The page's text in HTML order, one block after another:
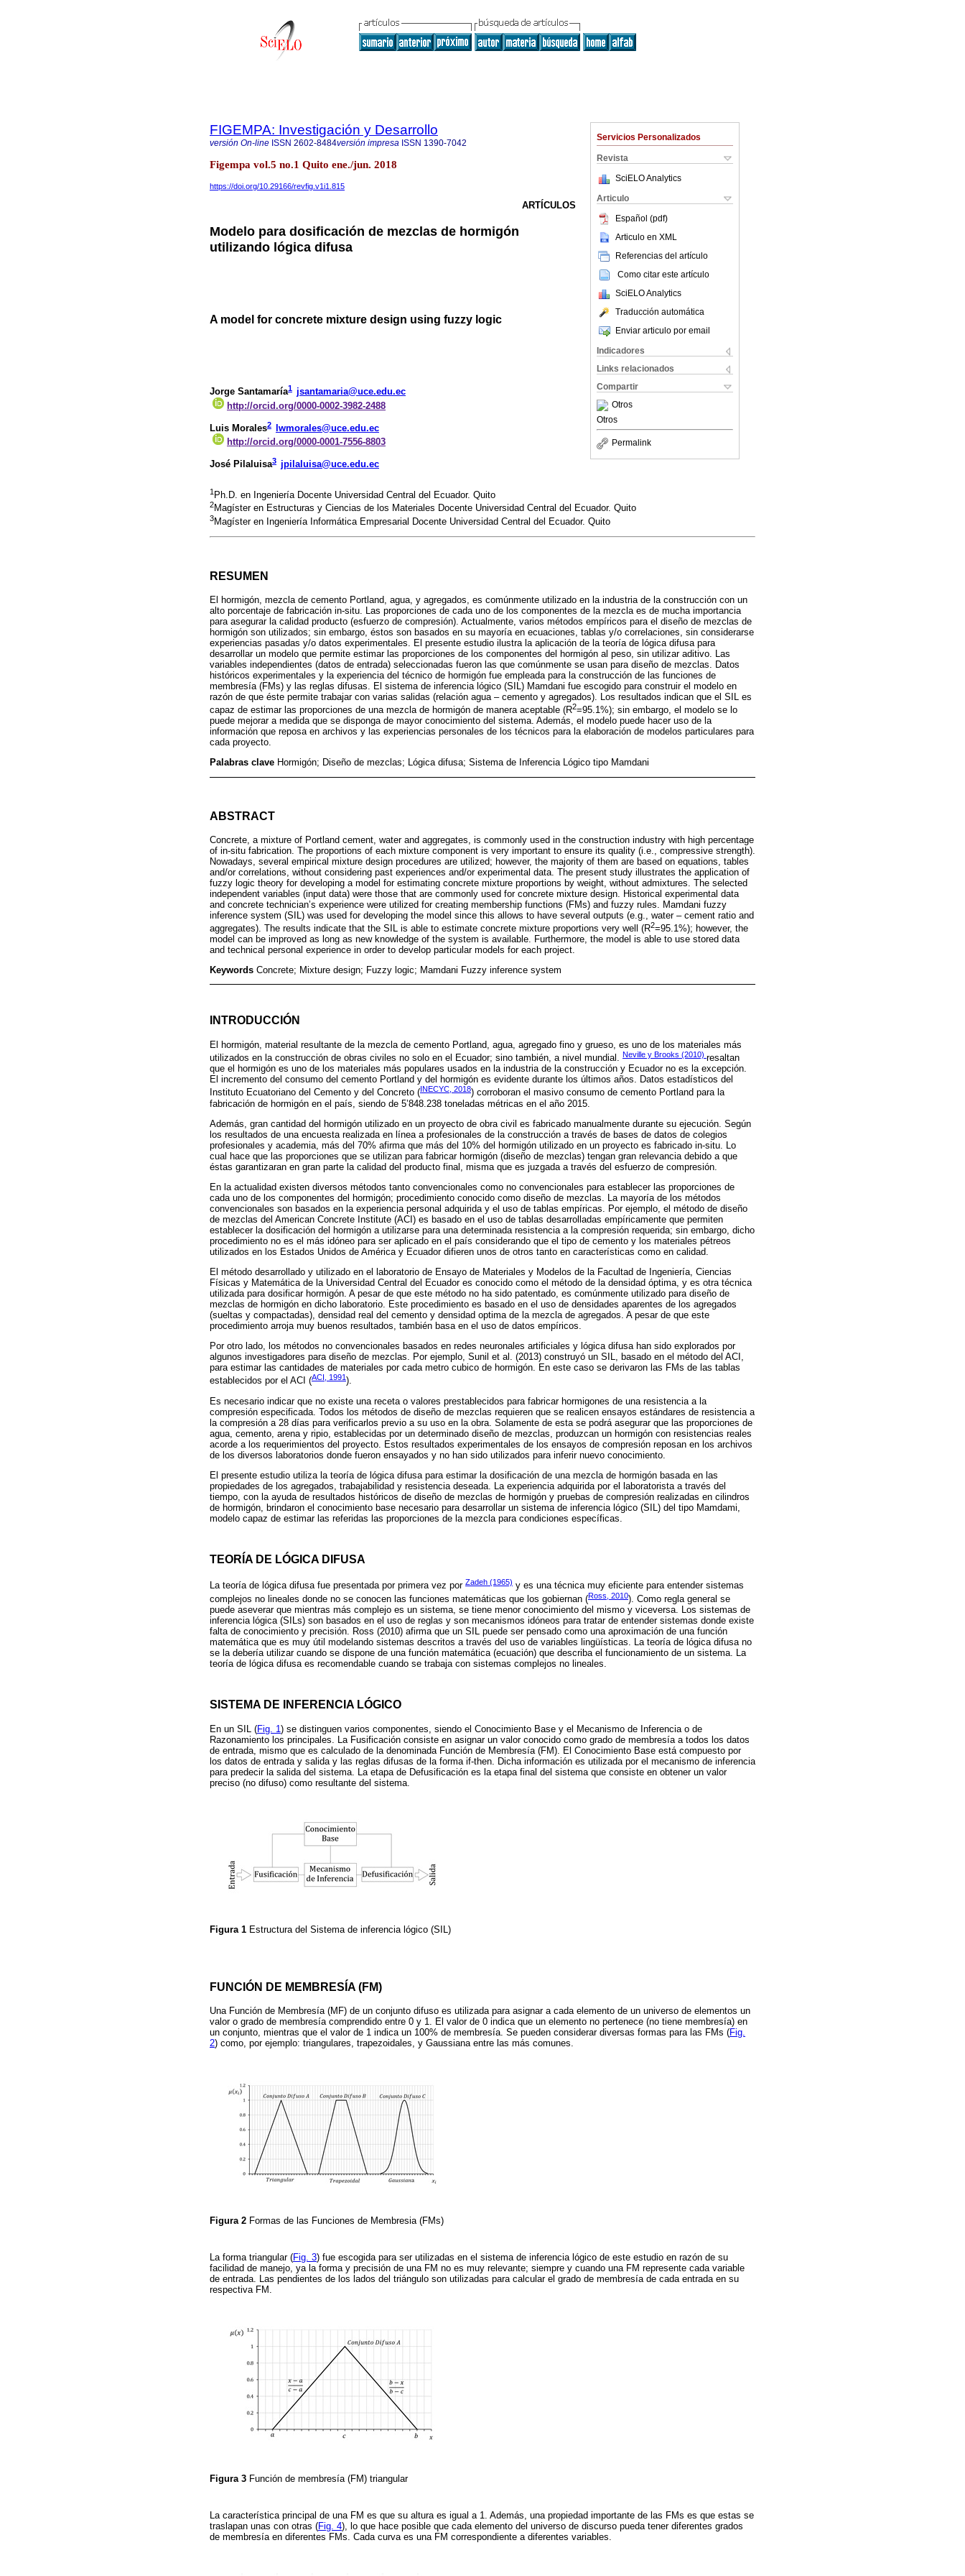
Servicios Personalizados
Revista
SciELO Analytics
Articulo
Español (pdf)
Articulo en XML
Referencias del artículo
Como citar este artículo
SciELO Analytics
Traducción automática
Enviar articulo por email
Indicadores
Links relacionados
Compartir
Otros
Otros
Permalink
FIGEMPA: Investigación y Desarrollo
versión On-line ISSN 2602-8484versión impresa ISSN 1390-7042
Figempa vol.5 no.1 Quito ene./jun. 2018
https://doi.org/10.29166/revfig.v1i1.815
ARTÍCULOS
Modelo para dosificación de mezclas de hormigón
utilizando lógica difusa
A model for concrete mixture design using fuzzy logic
Jorge Santamaría1 jsantamaria@uce.edu.ec
http://orcid.org/0000-0002-3982-2488
Luis Morales2
lwmorales@uce.edu.ec
http://orcid.org/0000-0001-7556-8803
José Pilaluisa3 jpilaluisa@uce.edu.ec
1 Ph.D. en Ingeniería Docente Universidad Central del Ecuador. Quito
2Magíster en Estructuras y Ciencias de los Materiales Docente Universidad Central del Ecuador. Quito
3Magíster en Ingeniería Informática Empresarial Docente Universidad Central del Ecuador. Quito
RESUMEN
El hormigón, mezcla de cemento Portland, agua, y agregados, es comúnmente utilizado en la industria de la construcción con un
alto porcentaje de fabricación in-situ. Las proporciones de cada uno de los componentes de la mezcla es de mucha importancia
para asegurar la calidad producto (esfuerzo de compresión). Actualmente, varios métodos empíricos para el diseño de mezclas de
hormigón son utilizados; sin embargo, éstos son basados en su mayoría en ecuaciones, tablas y/o correlaciones, sin considerarse
experiencias pasadas y/o datos experimentales. El presente estudio ilustra la aplicación de la teoría de lógica difusa para
desarrollar un modelo que permite estimar las proporciones de los componentes del hormigón al peso, sin utilizar aditivo. Las
variables independientes (datos de entrada) seleccionadas fueron las que comúnmente se usan para diseño de mezclas. Datos
históricos experimentales y la experiencia del técnico de hormigón fue empleada para la construcción de las funciones de
membresía (FMs) y las reglas difusas. El sistema de inferencia lógico (SIL) Mamdani fue escogido para construir el modelo en
razón de que éste permite trabajar con varias salidas (relación agua – cemento y agregados). Los resultados indican que el SIL es
capaz de estimar las proporciones de una mezcla de hormigón de manera aceptable (R2=95.1%); sin embargo, el modelo se lo
puede mejorar a medida que se disponga de mayor conocimiento del sistema. Además, el modelo puede hacer uso de la
información que reposa en archivos y las experiencias personales de los técnicos para la elaboración de modelos particulares para
cada proyecto.
Palabras clave Hormigón; Diseño de mezclas; Lógica difusa; Sistema de Inferencia Lógico tipo Mamdani
ABSTRACT
Concrete, a mixture of Portland cement, water and aggregates, is commonly used in the construction industry with high percentage
of in-situ fabrication. The proportions of each mixture component is very important to ensure its quality (i.e., compressive strength).
Nowadays, several empirical mixture design procedures are utilized; however, the majority of them are based on equations, tables
and/or correlations, without considering past experiences and/or experimental data. The present study illustrates the application of
fuzzy logic theory for developing a model for estimating concrete mixture proportions by weight, without admixtures. The selected
independent variables (input data) were those that are commonly used for concrete mixture design. Historical experimental data
and concrete technician’s experience were utilized for creating membership functions (FMs) and fuzzy rules. Mamdani fuzzy
inference system (SIL) was used for developing the model since this allows to have several outputs (e.g., water – cement ratio and
aggregates). The results indicate that the SIL is able to estimate concrete mixture proportions very well (R2=95.1%); however, the
model can be improved as long as new knowledge of the system is available. Furthermore, the model is able to use stored data
and technical personal experience in order to develop particular models for each project.
Keywords Concrete; Mixture design; Fuzzy logic; Mamdani Fuzzy inference system
INTRODUCCIÓN
El hormigón, material resultante de la mezcla de cemento Portland, agua, agregado fino y grueso, es uno de los materiales más
utilizados en la construcción de obras civiles no solo en el Ecuador; sino también, a nivel mundial. Neville y Brooks (2010) resaltan
que el hormigón es uno de los materiales más populares usados en la industria de la construcción y Ecuador no es la excepción.
El incremento del consumo del cemento Portland y del hormigón es evidente durante los últimos años. Datos estadísticos del
Instituto Ecuatoriano del Cemento y del Concreto (INECYC, 2018) corroboran el masivo consumo de cemento Portland para la
fabricación de hormigón en el país, siendo de 5’848.238 toneladas métricas en el año 2015.
Además, gran cantidad del hormigón utilizado en un proyecto de obra civil es fabricado manualmente durante su ejecución. Según
los resultados de una encuesta realizada en línea a profesionales de la construcción a través de bases de datos de colegios
profesionales y academia, más del 70% afirma que más del 10% del hormigón utilizado en un proyecto es fabricado in-situ. Lo
cual hace que las proporciones que se utilizan para fabricar hormigón (diseño de mezclas) tengan gran relevancia debido a que
éstas garantizaran en gran parte la calidad del producto final, misma que es juzgada a través del esfuerzo de compresión.
En la actualidad existen diversos métodos tanto convencionales como no convencionales para establecer las proporciones de
cada uno de los componentes del hormigón; procedimiento conocido como diseño de mezclas. La mayoría de los métodos
convencionales son basados en la experiencia personal adquirida y el uso de tablas empíricas. Por ejemplo, el método de diseño
de mezclas del American Concrete Institute (ACI) es basado en el uso de tablas desarrolladas empíricamente que permiten
establecer la dosificación del hormigón a utilizarse para una determinada resistencia a la compresión requerida; sin embargo, dicho
procedimiento no es el más idóneo para ser aplicado en el país considerando que el tipo de cemento y los materiales pétreos
utilizados en los Estados Unidos de América y Ecuador difieren unos de otros tanto en características como en calidad.
El método desarrollado y utilizado en el laboratorio de Ensayo de Materiales y Modelos de la Facultad de Ingeniería, Ciencias
Físicas y Matemática de la Universidad Central del Ecuador es conocido como el método de la densidad óptima, y es otra técnica
utilizada para dosificar hormigón. A pesar de que este método no ha sido patentado, es comúnmente utilizado para diseño de
mezclas de hormigón en dicho laboratorio. Este procedimiento es basado en el uso de densidades aparentes de los agregados
(sueltas y compactadas), densidad real del cemento y densidad optima de la mezcla de agregados. A pesar de que este
procedimiento arroja muy buenos resultados, también basa en el uso de datos empíricos.
Por otro lado, los métodos no convencionales basados en redes neuronales artificiales y lógica difusa han sido explorados por
algunos investigadores para diseño de mezclas. Por ejemplo, Sunil et al. (2013) construyó un SIL, basado en el método del ACI,
para estimar las cantidades de materiales por cada metro cubico de hormigón. En este caso se derivaron las FMs de las tablas
establecidos por el ACI (ACI, 1991 ).
Es necesario indicar que no existe una receta o valores prestablecidos para fabricar hormigones de una resistencia a la
compresión especificada. Todos los métodos de diseño de mezclas requieren que se realicen ensayos estándares de resistencia a
la compresión a 28 días para verificarlos previo a su uso en la obra. Solamente de esta se podrá asegurar que las proporciones de
agua, cemento, arena y ripio, establecidas por un determinado diseño de mezclas, produzcan un hormigón con resistencias reales
acorde a los requerimientos del proyecto. Estos resultados experimentales de los ensayos de compresión reposan en los archivos
de los diversos laboratorios donde fueron ensayados y no han sido utilizados para inferir nuevo conocimiento.
El presente estudio utiliza la teoría de lógica difusa para estimar la dosificación de una mezcla de hormigón basada en las
propiedades de los agregados, trabajabilidad y resistencia deseada. La experiencia adquirida por el laboratorista a través del
tiempo, con la ayuda de resultados históricos de diseño de mezclas de hormigón y pruebas de compresión realizadas en cilindros
de hormigón, brindaron el conocimiento base necesario para desarrollar un sistema de inferencia lógico (SIL) del tipo Mamdami,
modelo capaz de estimar las referidas las proporciones de la mezcla para condiciones específicas.
TEORÍA DE LÓGICA DIFUSA
La teoría de lógica difusa fue presentada por primera vez por Zadeh (1965) y es una técnica muy eficiente para entender sistemas
complejos no lineales donde no se conocen las funciones matemáticas que los gobiernan (Ross, 2010). Como regla general se
puede aseverar que mientras más complejo es un sistema, se tiene menor conocimiento del mismo y viceversa. Los sistemas de
inferencia lógica (SILs) son basados en el uso de reglas y son mecanismos idóneos para tratar de entender sistemas donde existe
falta de conocimiento y precisión. Ross (2010) afirma que un SIL puede ser pensado como una aproximación de una función
matemática que es muy útil modelando sistemas descritos a través del uso de variables lingüísticas. La teoría de lógica difusa no
se la debería utilizar cuando se dispone de una función matemática (ecuación) que describa el funcionamiento de un sistema. La
teoría de lógica difusa es recomendable cuando se trabaja con sistemas complejos no lineales.
SISTEMA DE INFERENCIA LÓGICO
En un SIL (Fig. 1) se distinguen varios componentes, siendo el Conocimiento Base y el Mecanismo de Inferencia o de
Razonamiento los principales. La Fusificación consiste en asignar un valor conocido como grado de membresía a todos los datos
de entrada, mismo que es calculado de la denominada Función de Membresía (FM). El Conocimiento Base está compuesto por
los datos de entrada y salida y las reglas difusas de la forma if-then. Dicha información es utilizada por el mecanismo de inferencia
para predecir la salida del sistema. La etapa de Defusificación es la etapa final del sistema que consiste en obtener un valor
preciso (no difuso) como resultante del sistema.
Figura 1 Estructura del Sistema de inferencia lógico (SIL)
FUNCIÓN DE MEMBRESÍA (FM)
Una Función de Membresía (MF) de un conjunto difuso es utilizada para asignar a cada elemento de un universo de elementos un
valor o grado de membresía comprendido entre 0 y 1. El valor de 0 indica que un elemento no pertenece (no tiene membresía) en
un conjunto, mientras que el valor de 1 indica un 100% de membresía. Se pueden considerar diversas formas para las FMs (Fig.
2) como, por ejemplo: triangulares, trapezoidales, y Gaussiana entre las más comunes.
Figura 2 Formas de las Funciones de Membresia (FMs)
La forma triangular (Fig. 3) fue escogida para ser utilizadas en el sistema de inferencia lógico de este estudio en razón de su
facilidad de manejo, ya la forma y precisión de una FM no es muy relevante; siempre y cuando una FM represente cada variable
de entrada. Las pendientes de los lados del triángulo son utilizadas para calcular el grado de membresía de cada entrada en su
respectiva FM.
Figura 3 Función de membresía (FM) triangular
La característica principal de una FM es que su altura es igual a 1. Además, una propiedad importante de las FMs es que estas se
traslapan unas con otras (Fig. 4), lo que hace posible que cada elemento del universo de discurso pueda tener diferentes grados
de membresía en diferentes FMs. Cada curva es una FM correspondiente a diferentes variables.